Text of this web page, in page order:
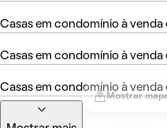
Mostrar
Casas em condomínio à venda
Casas em condomínio à
Casas em condomínio à venda